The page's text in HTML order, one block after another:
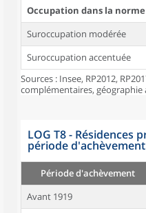
Occupation dans la norme
Suroccupation modérée
Suroccupation accentuée
Sources : Insee, RP2012,
complémentaires, géographie
LOG T8 - Résidences
période d'achèvement
Période d'achèvement
Avant 1919